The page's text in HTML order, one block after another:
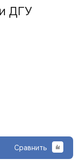
ДГУ
Сравнить